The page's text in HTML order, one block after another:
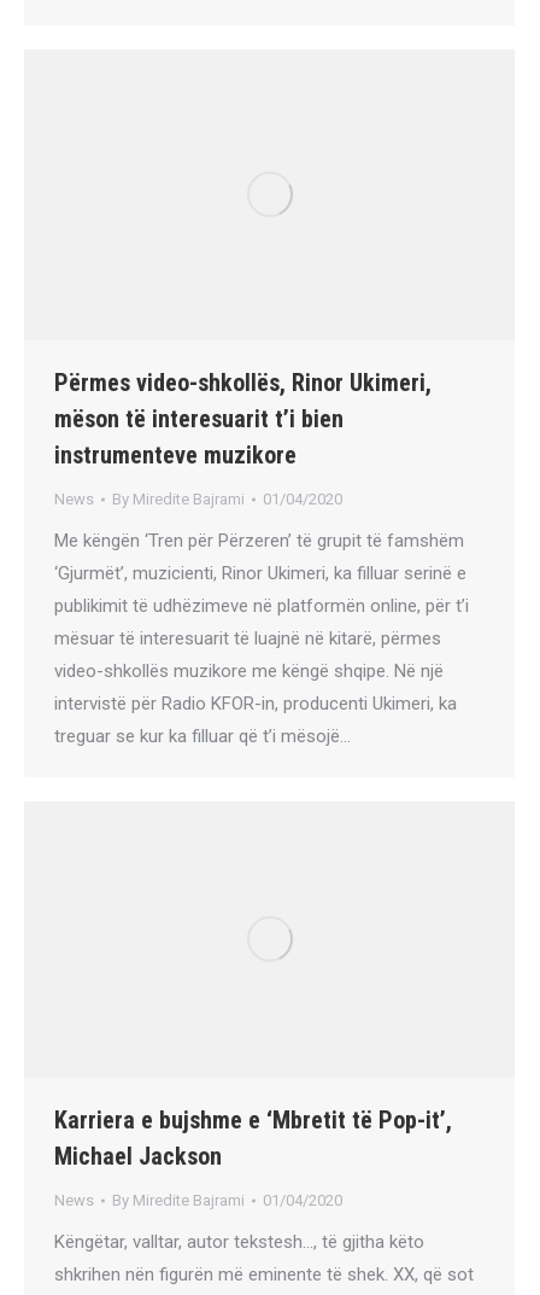
Përmes video-shkollës, Rinor Ukimeri,
mëson të interesuarit t’i bien
instrumenteve muzikore
News By Miredite Bajrami 01/04/2020
Me këngën ‘Tren për Përzeren’ të grupit të famshëm
‘Gjurmët’, muzicienti, Rinor Ukimeri, ka filluar serinë e
publikimit të udhëzimeve në platformën online, për t’i
mësuar të interesuarit të luajnë në kitarë, përmes
video-shkollës muzikore me këngë shqipe. Në një
intervistë për Radio KFOR-in, producenti Ukimeri, ka
treguar se kur ka filluar që t’i mësojë…
Karriera e bujshme e ‘Mbretit të Pop-it’,
Michael Jackson
News By Miredite Bajrami 01/04/2020
Këngëtar, valltar, autor tekstesh…, të gjitha këto
shkrihen nën figurën më eminente të shek. XX, që sot